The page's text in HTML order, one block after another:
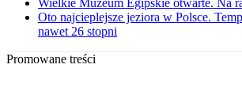
Wielkie Muzeum Egipskie otwarte. Na
Oto najcieplejsze jeziora w Polsce.
nawet 26 stopni
Promowane treści